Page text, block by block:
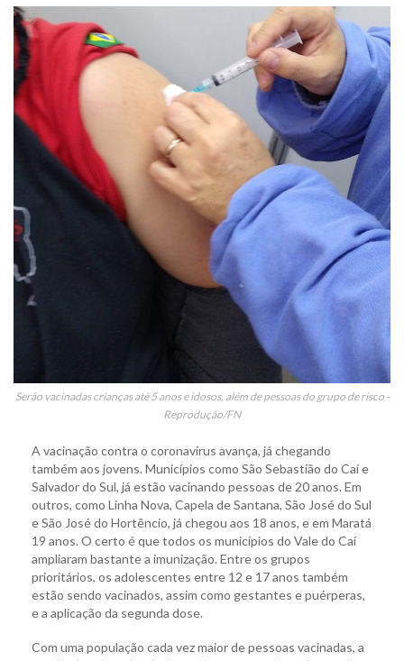
Serão vacinadas crianças até 5 anos e idosos, além de pessoas do grupo de risco -
Reprodução/FN
A vacinação contra o coronavírus avança, já chegando
também aos jovens. Municípios como São Sebastião do Caí e
Salvador do Sul, já estão vacinando pessoas de 20 anos. Em
outros, como Linha Nova, Capela de Santana, São José do Sul
e São José do Hortêncio, já chegou aos 18 anos, e em Maratá
19 anos. O certo é que todos os municípios do Vale do Caí
ampliaram bastante a imunização. Entre os grupos
prioritários, os adolescentes entre 12 e 17 anos também
estão sendo vacinados, assim como gestantes e puérperas,
e a aplicação da segunda dose.
Com uma população cada vez maior de pessoas vacinadas, a